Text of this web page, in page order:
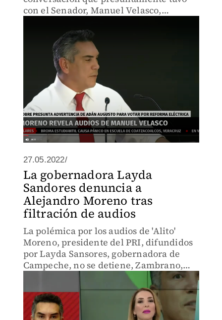
con el Senador, Manuel Velasco,
por el secretario de Gobernación, Adán
Augusto López, de que si no vo
27.05.2022/
La gobernadora Layda
Sandores denuncia a
Alejandro Moreno tras
filtración de audios
La polémica por los audios de 'Alito'
Moreno, presidente del PRI, difundidos
por Layda Sansores, gobernadora de
Campeche, no se detiene, Zambrano,
presidente del PRD, dice que le da a
Moreno el "beneficio de la duda"